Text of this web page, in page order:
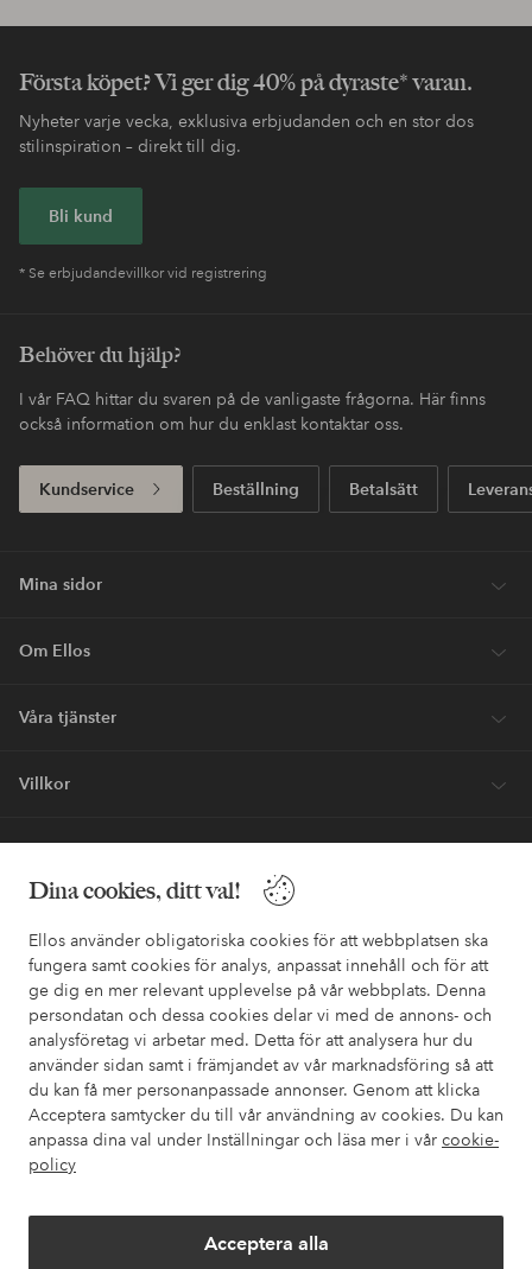
Dina cookies, ditt val!
Ellos använder obligatoriska cookies för att webbplatsen ska
fungera samt cookies för analys, anpassat innehåll och för att
ge dig en mer relevant upplevelse på vår webbplats. Denna
persondatan och dessa cookies delar vi med de annons- och
analysföretag vi arbetar med. Detta för att analysera hur du
använder sidan samt i främjandet av vår marknadsföring så att
du kan få mer personanpassade annonser. Genom att klicka
Acceptera samtycker du till vår användning av cookies. Du kan
anpassa dina val under Inställningar och läsa mer i vår cookie-
policy
Acceptera alla
Första köpet? Vi ger dig 40% på dyraste* varan.
Nyheter varje vecka, exklusiva erbjudanden och en stor dos
stilinspiration – direkt till dig.
Bli kund
* Se erbjudandevillkor vid registrering
Behöver du hjälp?
I vår FAQ hittar du svaren på de vanligaste frågorna. Här finns
också information om hur du enklast kontaktar oss.
Kundservice Beställning Betalsätt
Mina sidor
Om Ellos
Våra tjänster
Villkor
Vänner
Säkra betalningar - Betala direkt eller dela upp
Vill du veta mer om våra betalalternativ?
elpy elpy